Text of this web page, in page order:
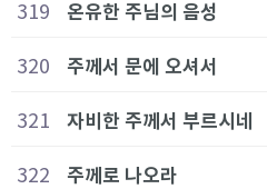
319 온유한 주님의 음성
320 주께서 문에 오셔서
321 자비한 주께서 부르시네
322 주께로 나오라